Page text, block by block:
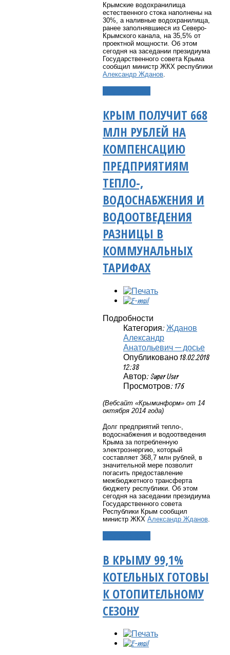
Крымские водохранилища
естественного стока наполнены на
30%, а наливные водохранилища,
ранее заполнявшиеся из Северо-
Крымского канала, на 35,5% от
проектной мощности. Об этом
сегодня на заседании президиума
Государственного совета Крыма
сообщил министр ЖКХ республики
Александр Жданов
КРЫМ ПОЛУЧИТ 668
МЛН РУБЛЕЙ НА
КОМПЕНСАЦИЮ
ПРЕДПРИЯТИЯМ
ТЕПЛО-,
ВОДОСНАБЖЕНИЯ И
ВОДООТВЕДЕНИЯ
РАЗНИЦЫ В
КОММУНАЛЬНЫХ
ТАРИФАХ
Подробности
Категория: Жданов
Александр
Анатольевич — досье
Опубликовано 18.02.2018
12:38
Автор: Super User
Просмотров: 176
(Вебсайт «Крыминформ» от 14
октября 2014 года)
Долг предприятий тепло-,
водоснабжения и водоотведения
Крыма за потребленную
электроэнергию, который
составляет 368,7 млн рублей, в
значительной мере позволит
погасить предоставление
межбюджетного трансферта
бюджету республики. Об этом
сегодня на заседании президиума
Государственного совета
Республики Крым сообщил
министр ЖКХ Александр Жданов
В КРЫМУ 99,1%
КОТЕЛЬНЫХ ГОТОВЫ
К ОТОПИТЕЛЬНОМУ
СЕЗОНУ